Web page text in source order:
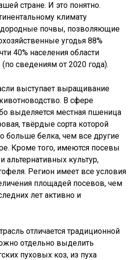
стране. И это понятно.
климату
почвы, позволяющие
угодья 88%
40% населения области
сведениям от 2020 года).
выступает выращивание
В сфере
выделяется местная пшеница
твёрдые сорта которой
больше белка, чем все другие
Кроме того, имеются посевы
культур,
Регион имеет все условия
площадей посевов, чем
лет активно и
отличается традиционной
отдельно выделить
пуховых коз, из пуха